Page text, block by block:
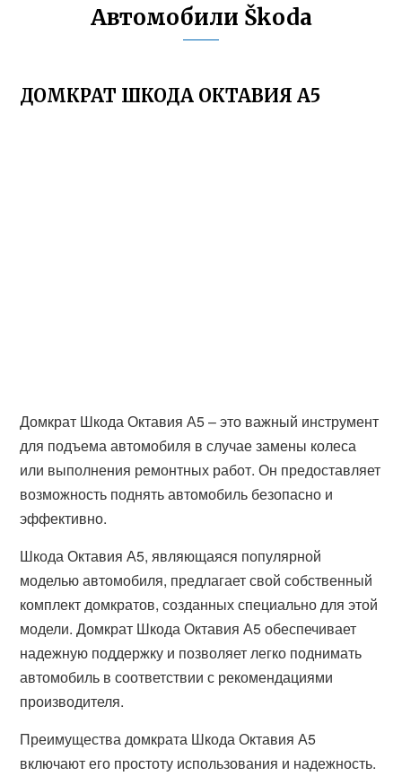
Автомобили Škoda
ДОМКРАТ ШКОДА ОКТАВИЯ А5
Домкрат Шкода Октавия А5 – это важный инструмент
для подъема автомобиля в случае замены колеса
или выполнения ремонтных работ. Он предоставляет
возможность поднять автомобиль безопасно и
эффективно.
Шкода Октавия А5, являющаяся популярной
моделью автомобиля, предлагает свой собственный
комплект домкратов, созданных специально для этой
модели. Домкрат Шкода Октавия А5 обеспечивает
надежную поддержку и позволяет легко поднимать
автомобиль в соответствии с рекомендациями
производителя.
Преимущества домкрата Шкода Октавия А5
включают его простоту использования и надежность.